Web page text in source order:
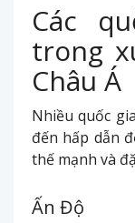
Các
trong
Châu Á
Nhiều quốc
đến hấp dẫn
thế mạnh và
Ấn Độ